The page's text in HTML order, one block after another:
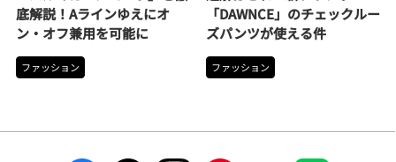
底解説！Aラインゆえにオ
ン・オフ兼用を可能に
ファッション
「DAWNCE」のチェックルー
ズパンツが使える件
ファッション